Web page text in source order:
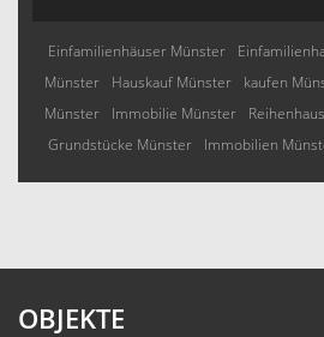
Einfamilienhäuser Münster
Münster
Hauskauf Münster kaufen
Münster
Immobilie Münster
Grundstücke Münster
Immobilien
OBJEKTE